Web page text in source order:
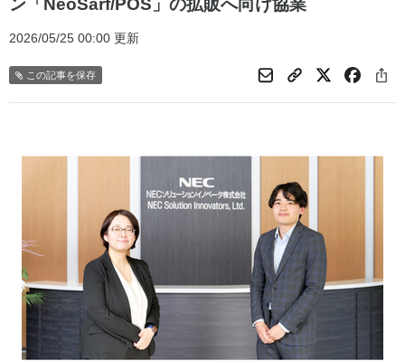
ン「NeoSarf/POS」の拡販へ向け協業
2026/05/25 00:00 更新
この記事を保存